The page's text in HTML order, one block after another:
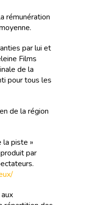
rémunération
par lui et
Films
de la
pour tous les
de la région
la piste »
par